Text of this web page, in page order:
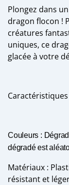
Plongez dans
dragon flocon !
créatures
uniques, ce
glacée à votre
Caractéristiques
Couleurs :
dégradé est
Matériaux :
résistant et